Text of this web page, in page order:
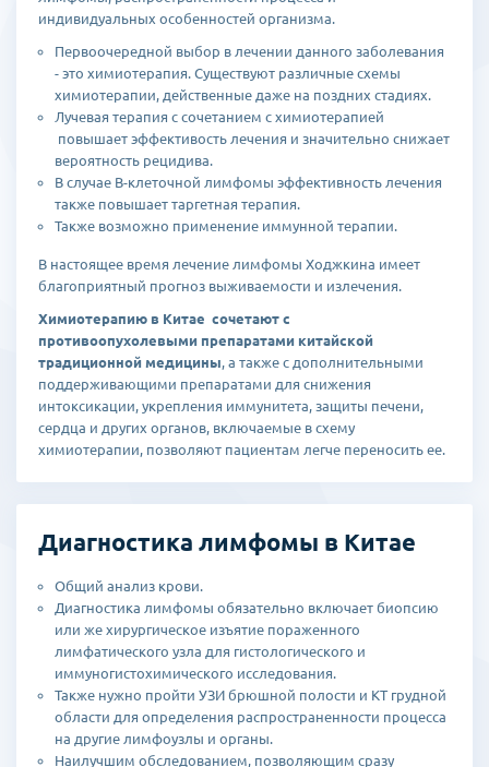
индивидуальных особенностей организма.
Первоочередной выбор в лечении данного заболевания
- это химиотерапия. Существуют различные схемы
химиотерапии, действенные даже на поздних стадиях.
Лучевая терапия с сочетанием с химиотерапией
повышает эффективость лечения и значительно снижает
вероятность рецидива.
В случае В-клеточной лимфомы эффективность лечения
также повышает таргетная терапия.
Также возможно применение иммунной терапии.
В настоящее время лечение лимфомы Ходжкина имеет
благоприятный прогноз выживаемости и излечения.
Химиотерапию в Китае сочетают с
противоопухолевыми препаратами китайской
традиционной медицины, а также с дополнительными
поддерживающими препаратами для снижения
интоксикации, укрепления иммунитета, защиты печени,
сердца и других органов, включаемые в схему
химиотерапии, позволяют пациентам легче переносить ее.
Диагностика лимфомы в Китае
Общий анализ крови.
Диагностика лимфомы обязательно включает биопсию
или же хирургическое изъятие пораженного
лимфатического узла для гистологического и
иммуногистохимического исследования.
Также нужно пройти УЗИ брюшной полости и КТ грудной
области для определения распространенности процесса
на другие лимфоузлы и органы.
Наилучшим обследованием, позволяющим сразу